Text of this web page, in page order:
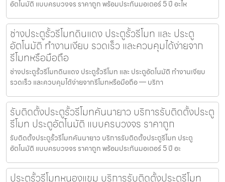
อัตโนมัติ แบบครบวงจร ราคาถูก พร้อมประกันมอเตอร์ 5 ปี อะไห
ช่างประตูรั้วรีโมทดินแดง ประตูรั้วรีโมท และ ประตู
อัตโนมัติ ทำงานเงียบ รวดเร็ว และควบคุมได้ง่ายจาก
รีโมทหรือมือถือ
ช่างประตูรั้วรีโมทดินแดง ประตูรั้วรีโมท และ ประตูอัตโนมัติ ทำงานเงียบ
รวดเร็ว และควบคุมได้ง่ายจากรีโมทหรือมือถือ — บริกา
รับติดตั้งประตูรั้วรีโมทคันนายาว บริการรับติดตั้งประตู
รีโมท ประตูอัตโนมัติ แบบครบวงจร ราคาถูก
รับติดตั้งประตูรั้วรีโมทคันนายาว บริการรับติดตั้งประตูรีโมท ประตู
อัตโนมัติ แบบครบวงจร ราคาถูก พร้อมประกันมอเตอร์ 5 ปี อะ
ประตูรั้วรีโมทหนองแขม บริการรับติดตั้งประตูรีโมท